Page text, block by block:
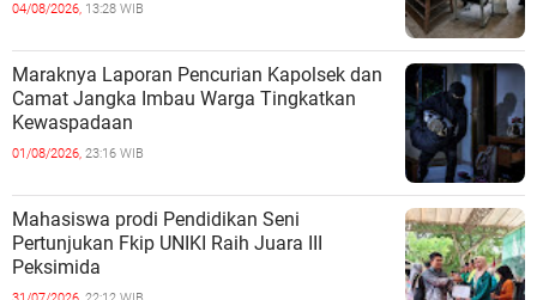
04/08/2026, 13:28 WIB
Maraknya Laporan Pencurian Kapolsek dan
Camat Jangka Imbau Warga Tingkatkan
Kewaspadaan
01/08/2026, 23:16 WIB
Mahasiswa prodi Pendidikan Seni
Pertunjukan Fkip UNIKI Raih Juara III
Peksimida